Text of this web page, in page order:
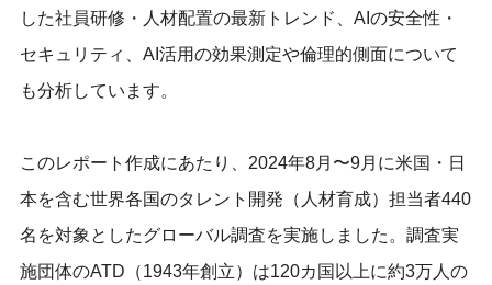
した社員研修・人材配置の最新トレンド、AIの安全性・
セキュリティ、AI活用の効果測定や倫理的側面について
も分析しています。
このレポート作成にあたり、2024年8月〜9月に米国・日
本を含む世界各国のタレント開発（人材育成）担当者440
名を対象としたグローバル調査を実施しました。調査実
施団体のATD（1943年創立）は120カ国以上に約3万人の